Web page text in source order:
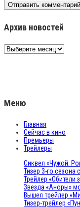
Архив новостей
Архив
новостей
Меню
Главная
Сейчас в кино
Премьеры
Трейлеры
Сиквел «Чужой:
Тизер 3-го сезона
Трейлер «Обители
Звезда «Аноры»
Вышел трейлер
Тизер-трейлер